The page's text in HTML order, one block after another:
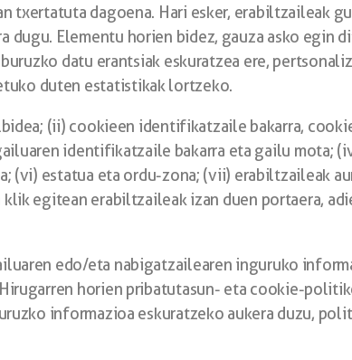
txertatuta dagoena. Hari esker, erabiltzaileak
Elementu horien bidez, gauza asko egin
datu erantsiak eskuratzea ere,
duten estatistikak lortzeko.
(ii) cookieen identifikatzaile bakarra,
identifikatzaile bakarra eta gailu mota;
(vi) estatua eta ordu-zona; (vii) erabiltzaileak
egitean erabiltzaileak izan duen portaera,
edo/eta nabigatzailearen inguruko
horien pribatutasun- eta cookie-
informazioa eskuratzeko aukera duzu,